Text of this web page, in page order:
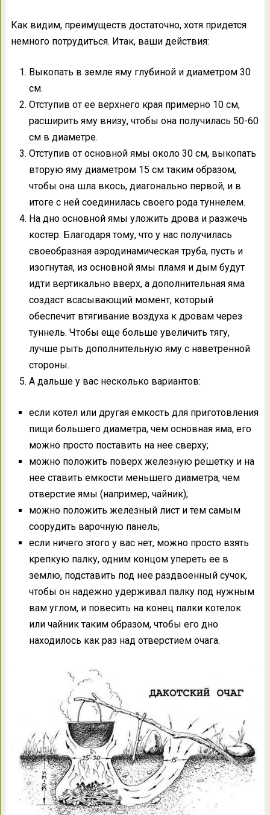
Как видим, преимуществ достаточно, хотя придется
немного потрудиться. Итак, ваши действия:
Выкопать в земле яму глубиной и диаметром 30
см.
Отступив от ее верхнего края примерно 10 см,
расширить яму внизу, чтобы она получилась 50-60
см в диаметре.
Отступив от основной ямы около 30 см, выкопать
вторую яму диаметром 15 см таким образом,
чтобы она шла вкось, диагонально первой, и в
итоге с ней соединилась своего рода туннелем.
На дно основной ямы уложить дрова и разжечь
костер. Благодаря тому, что у нас получилась
своеобразная аэродинамическая труба, пусть и
изогнутая, из основной ямы пламя и дым будут
идти вертикально вверх, а дополнительная яма
создаст всасывающий момент, который
обеспечит втягивание воздуха к дровам через
туннель. Чтобы еще больше увеличить тягу,
лучше рыть дополнительную яму с наветренной
стороны.
А дальше у вас несколько вариантов:
если котел или другая емкость для приготовления
пищи большего диаметра, чем основная яма, его
можно просто поставить на нее сверху;
можно положить поверх железную решетку и на
нее ставить емкости меньшего диаметра, чем
отверстие ямы (например, чайник);
можно положить железный лист и тем самым
соорудить варочную панель;
если ничего этого у вас нет, можно просто взять
крепкую палку, одним концом упереть ее в
землю, подставить под нее раздвоенный сучок,
чтобы он надежно удерживал палку под нужным
вам углом, и повесить на конец палки котелок
или чайник таким образом, чтобы его дно
находилось как раз над отверстием очага.